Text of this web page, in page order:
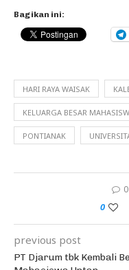
Bagikan ini:
HARI RAYA WAISAK
KELUARGA BESAR
PONTIANAK
0
previous post
PT Djarum tbk Kembali